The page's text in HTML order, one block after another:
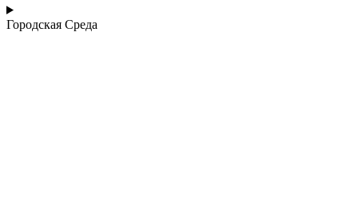
Городская Среда